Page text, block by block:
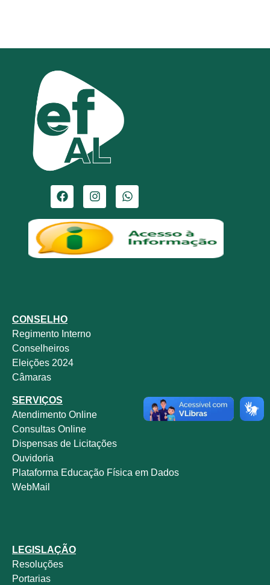
CONSELHO
Regimento Interno
Conselheiros
Eleições 2024
Câmaras
SERVIÇOS
Atendimento Online
Consultas Online
Dispensas de Licitações
Ouvidoria
Plataforma Educação Física em Dados
WebMail
LEGISLAÇÃO
Resoluções
Portarias